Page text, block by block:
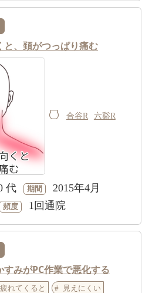
と、頚がつっぱり痛む
合谷R 六谿R
代 期間 2015年4月
頻度 1回通院
すみがPC作業で悪化する
疲れてくると 見えにくい